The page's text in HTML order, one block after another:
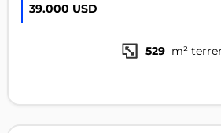
39.000 USD
529 m²